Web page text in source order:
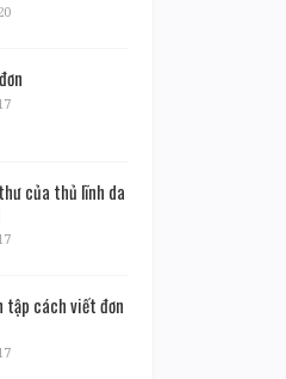
của thủ lĩnh da
tập cách viết đơn